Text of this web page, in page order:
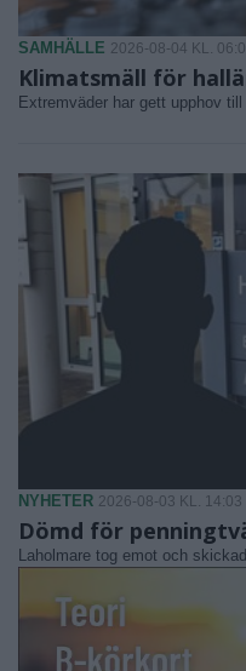
SAMHÄLLE 2026-08-04 KL.
Klimatsmäll för
Extremväder har gett upphov
NYHETER 2026-08-03 KL. 14:03
Dömd för
Laholmare tog emot och